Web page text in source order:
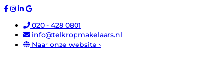
020 - 428 0801
info@telkropmakelaars.nl
Naar onze website ›